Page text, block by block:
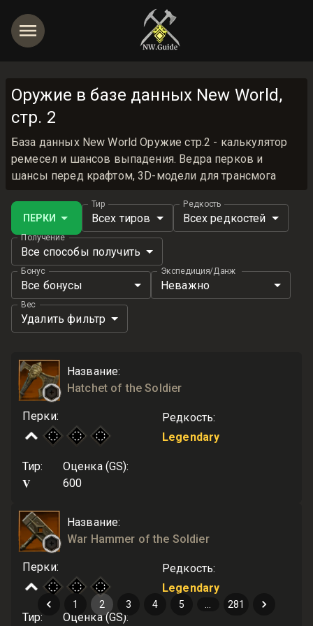
Оружие в базе данных New World,
стр. 2
База данных New World Оружие стр.2 - калькулятор
ремесел и шансов выпадения. Ведра перков и
шансы перед крафтом, 3D-модели для трансмога
ПЕРКИ
Тир
Всех тиров
Редкость
Всех редкостей
Получение
Все способы получить
Бонус
Все бонусы
Экспедиция/Данж
Неважно
Вес
Удалить фильтр
Название:
Hatchet of the Soldier
Перки: Редкость:
Legendary
Тир:
V
Оценка (GS):
600
Название:
War Hammer of the Soldier
Перки: Редкость:
Legendary
Тир: Оценка (GS):
1 2 3 4 5 281